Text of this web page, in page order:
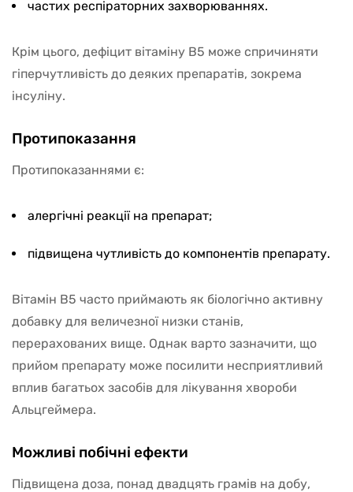
частих респіраторних захворюваннях.
Крім цього, дефіцит вітаміну В5 може спричиняти
гіперчутливість до деяких препаратів, зокрема
інсуліну.
Протипоказання
Протипоказаннями є:
алергічні реакції на препарат;
підвищена чутливість до компонентів препарату.
Вітамін В5 часто приймають як біологічно активну
добавку для величезної низки станів,
перерахованих вище. Однак варто зазначити, що
прийом препарату може посилити несприятливий
вплив багатьох засобів для лікування хвороби
Альцгеймера.
Можливі побічні ефекти
Підвищена доза, понад двадцять грамів на добу,